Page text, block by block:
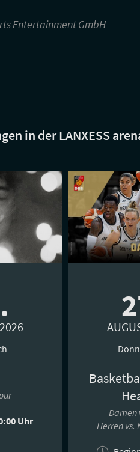
Entertainment GmbH
in der LANXESS
Uhr
Damen
Herren vs.